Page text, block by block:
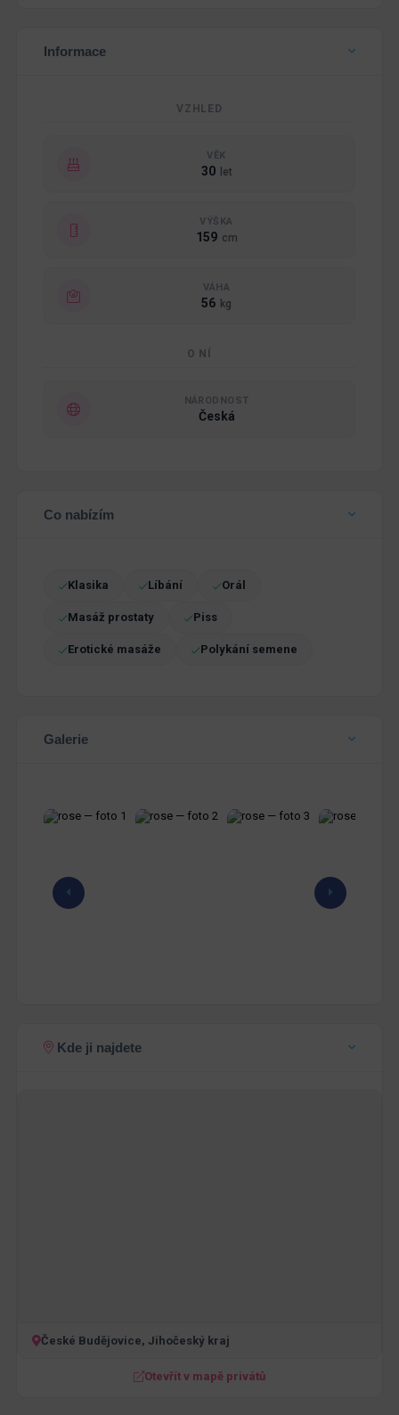
Informace
VZHLED
VĚK
30 let
VÝŠKA
159 cm
VÁHA
56 kg
O NÍ
NÁRODNOST
Česká
Co nabízím
Klasika Líbání Orál
Masáž prostaty Piss
Erotické masáže Polykání semene
Galerie
Kde ji najdete
České Budějovice, Jihočeský kraj
Otevřít v mapě privátů